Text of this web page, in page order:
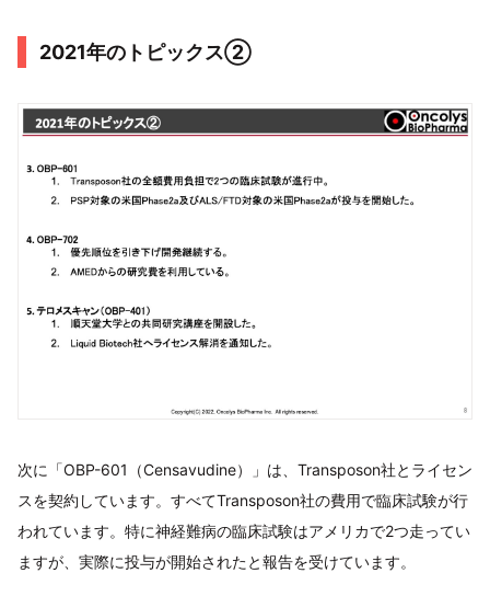
2021年のトピックス②
次に「OBP-601（Censavudine）」は、Transposon社とライセン
スを契約しています。すべてTransposon社の費用で臨床試験が行
われています。特に神経難病の臨床試験はアメリカで2つ走ってい
ますが、実際に投与が開始されたと報告を受けています。